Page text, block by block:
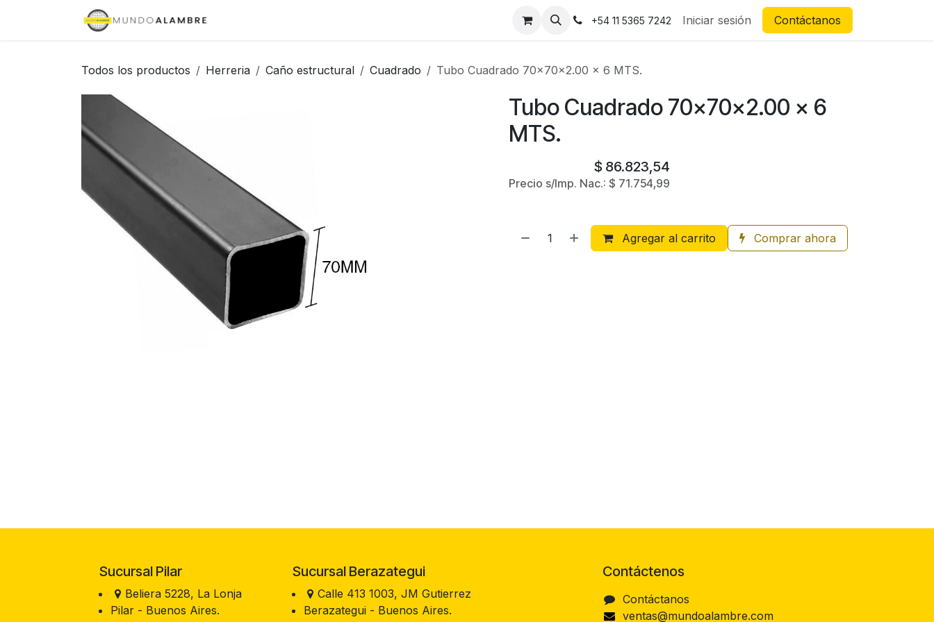
+54 11 5365 7242 Iniciar sesión Contáctanos
Todos los productos Herreria Caño estructural Cuadrado Tubo Cuadrado 70x70x2.00 x 6 MTS.
Tubo Cuadrado 70x70x2.00 x 6
MTS.
$ 86.823,54
Precio s/Imp. Nac.: $ 71.754,99
Agregar al carrito Comprar ahora
Sucursal Pilar
Beliera 5228, La Lonja
Pilar - Buenos Aires.
Contáctenos
Contáctanos
ventas@mundoalambre.com
Sucursal Berazategui
Calle 413 1003, JM Gutierrez
Berazategui - Buenos Aires.